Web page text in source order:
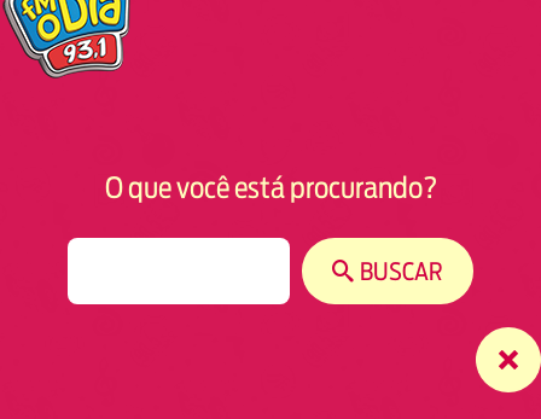
O que você está procurando?
BUSCAR